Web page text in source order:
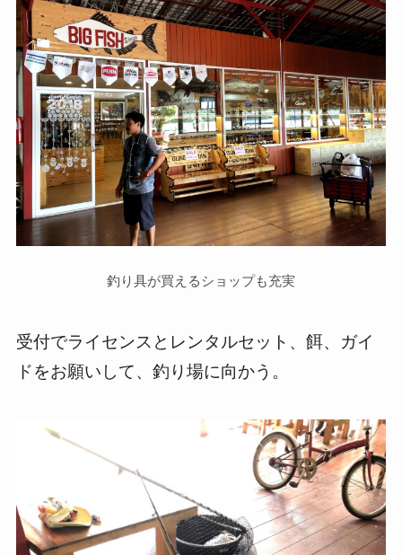
釣り具が買えるショップも充実
受付でライセンスとレンタルセット、餌、ガイ
ドをお願いして、釣り場に向かう。